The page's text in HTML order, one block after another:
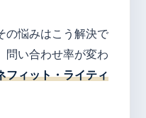
の悩みはこう解決で
問い合わせ率が変わ
フィット・ライティ